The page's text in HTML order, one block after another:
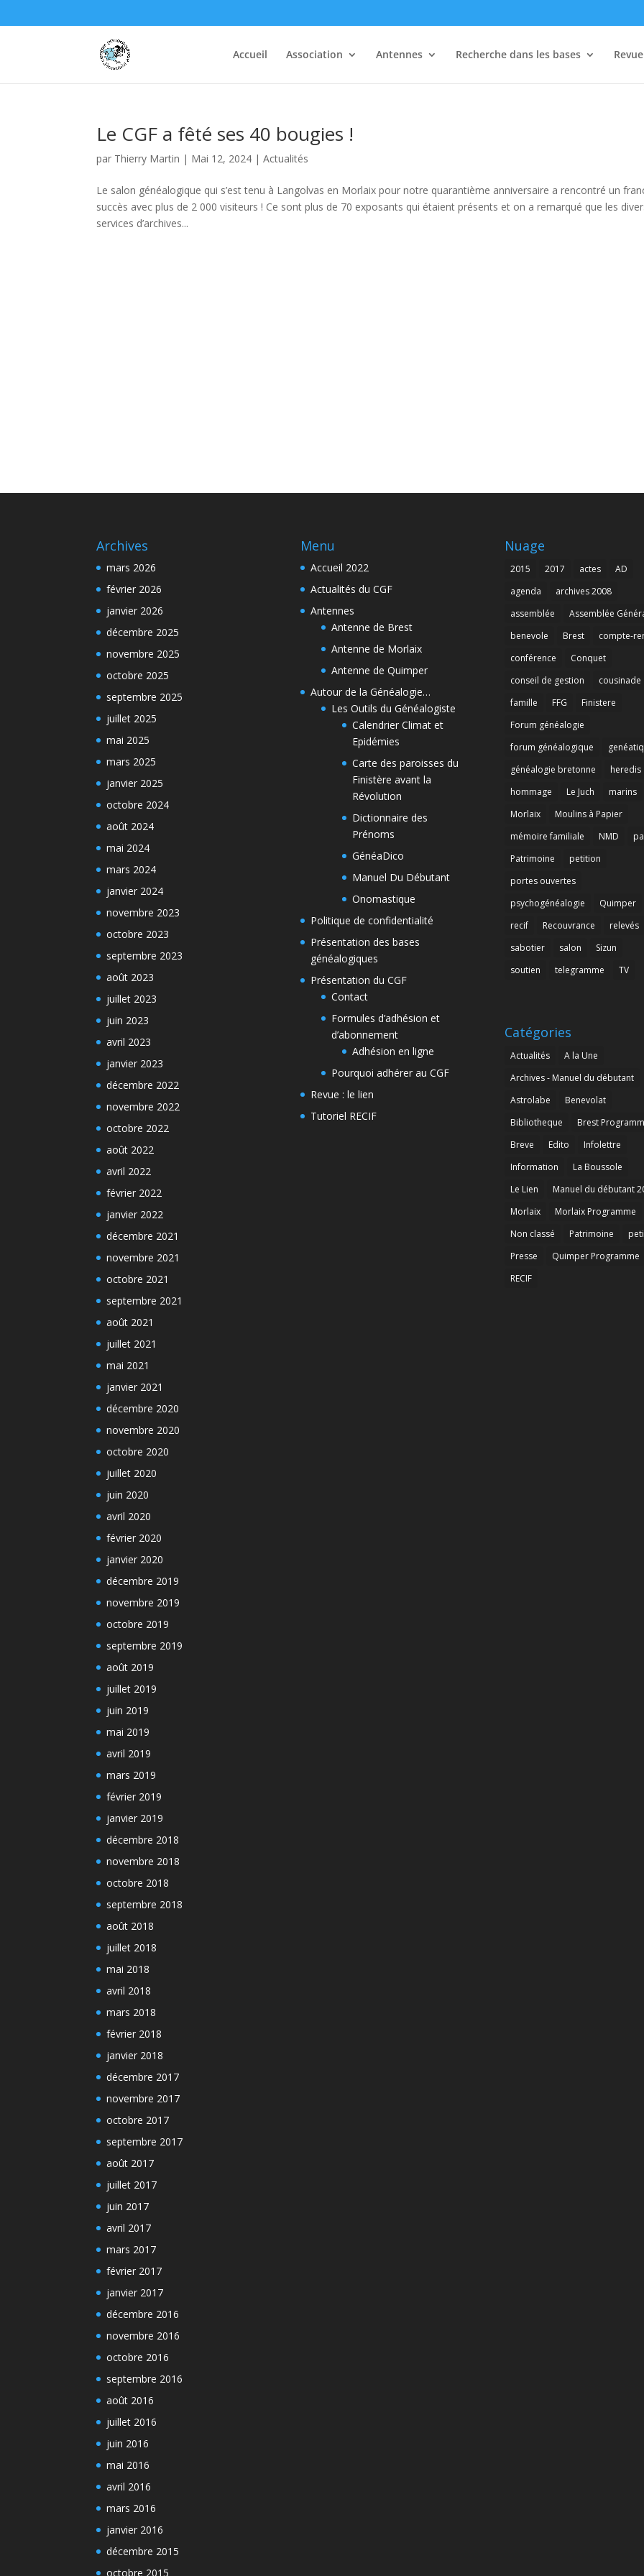
Accueil Association Antennes Recherche dans les bases
Le CGF a fêté ses 40 bougies !
par Thierry Martin | Mai 12, 2024 |Actualités
Le salon généalogique qui s’est tenu à Langolvas en Morlaix pour notre quarantième anniversaire a rencontré un
succès avec plus de 2 000 visiteurs ! Ce sont plus de 70 exposants qui étaient présents et on a remarqué que les
services d’archives...
Archives
mars 2026
février 2026
janvier 2026
décembre 2025
novembre 2025
octobre 2025
septembre 2025
juillet 2025
mai 2025
mars 2025
janvier 2025
octobre 2024
août 2024
mai 2024
mars 2024
janvier 2024
novembre 2023
octobre 2023
septembre 2023
août 2023
juillet 2023
juin 2023
avril 2023
janvier 2023
décembre 2022
novembre 2022
octobre 2022
août 2022
avril 2022
février 2022
janvier 2022
décembre 2021
novembre 2021
octobre 2021
septembre 2021
août 2021
juillet 2021
mai 2021
janvier 2021
décembre 2020
novembre 2020
octobre 2020
juillet 2020
juin 2020
avril 2020
février 2020
janvier 2020
décembre 2019
novembre 2019
octobre 2019
septembre 2019
août 2019
juillet 2019
juin 2019
mai 2019
avril 2019
mars 2019
février 2019
janvier 2019
décembre 2018
novembre 2018
octobre 2018
septembre 2018
août 2018
juillet 2018
mai 2018
avril 2018
mars 2018
février 2018
janvier 2018
décembre 2017
novembre 2017
octobre 2017
septembre 2017
août 2017
juillet 2017
juin 2017
avril 2017
mars 2017
février 2017
janvier 2017
décembre 2016
novembre 2016
octobre 2016
septembre 2016
août 2016
juillet 2016
juin 2016
mai 2016
avril 2016
mars 2016
janvier 2016
décembre 2015
octobre 2015
Menu
Accueil 2022
Actualités du CGF
Antennes
Antenne de Brest
Antenne de Morlaix
Antenne de Quimper
Autour de la Généalogie…
Les Outils du Généalogiste
Calendrier Climat et
Epidémies
Carte des paroisses du
Finistère avant la
Révolution
Dictionnaire des
Prénoms
GénéaDico
Manuel Du Débutant
Onomastique
Politique de confidentialité
Présentation des bases
généalogiques
Présentation du CGF
Contact
Formules d’adhésion et
d’abonnement
Adhésion en ligne
Pourquoi adhérer au CGF
Revue : le lien
Tutoriel RECIF
Nuage
2015 2017 actes
AD
agenda
archives 2008
assemblée
Assemblée
benevole
Brest
compte-
conférence
Conquet
conseil de gestion
cousinade
famille
FFG
Finistere
Forum généalogie
forum généalogique
généalogie bretonne
heredis
hommage
Le Juch
marins
Morlaix
Moulins à Papier
mémoire familiale
NMD
Patrimoine
petition
portes ouvertes
psychogénéalogie
Quimper
recif
Recouvrance
relevés
sabotier
salon
Sizun
soutien
telegramme TV
Catégories
Actualités
A la Une
Archives - Manuel du débutant
Astrolabe
Benevolat
Bibliotheque
Brest
Breve
Edito
Infolettre
Information
La Boussole
Le Lien
Manuel du débutant
Morlaix
Morlaix Programme
Non classé
Patrimoine
Presse
Quimper Programme
RECIF